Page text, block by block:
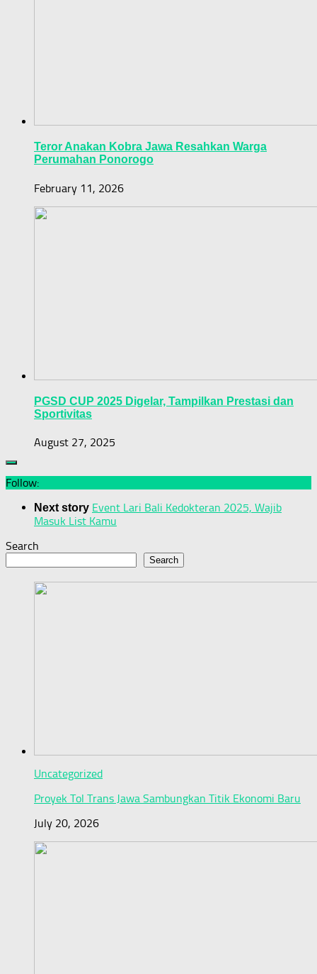
Teror Anakan Kobra Jawa Resahkan Warga
Perumahan Ponorogo
February 11, 2026
PGSD CUP 2025 Digelar, Tampilkan Prestasi dan
Sportivitas
August 27, 2025
Follow:
Next story Event Lari Bali Kedokteran 2025, Wajib
Masuk List Kamu
Search
Search
Uncategorized
Proyek Tol Trans Jawa Sambungkan Titik Ekonomi Baru
July 20, 2026